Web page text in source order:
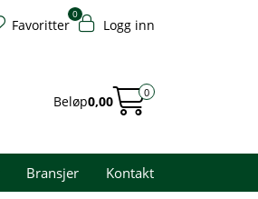
0
Favoritter Logg inn
Beløp0,00
0
Bransjer Kontakt